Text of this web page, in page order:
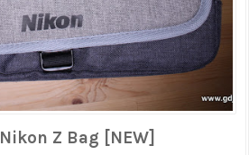
Nikon Z Bag [NEW]